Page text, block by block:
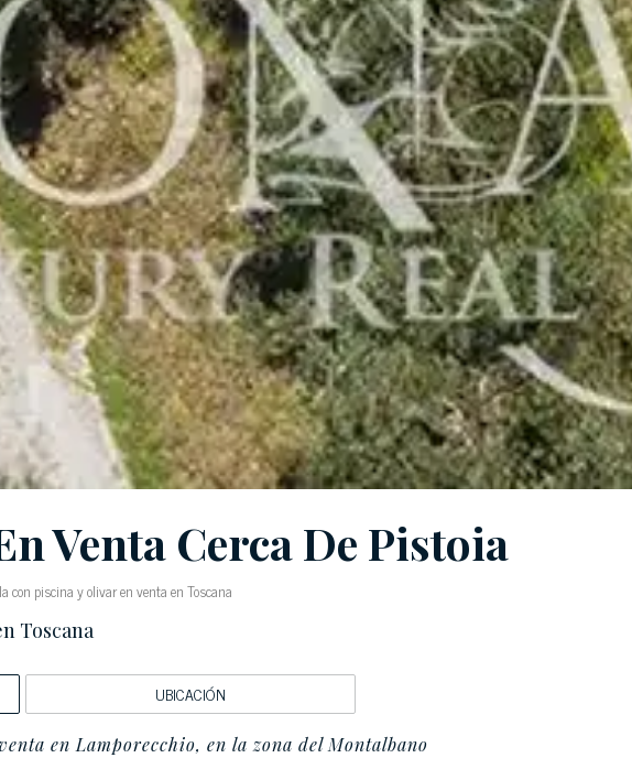
Venta Cerca De Pistoia
con piscina y olivar en venta en Toscana
Toscana
UBICACIÓN
en Lamporecchio, en la zona del Montalbano